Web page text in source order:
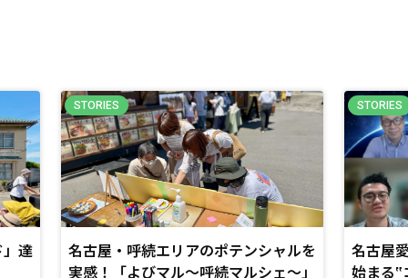
達
名古屋・呼続エリアのポテンシャルを
実感！「よびマル～呼続マルシェ～」
名古屋
始まる‟